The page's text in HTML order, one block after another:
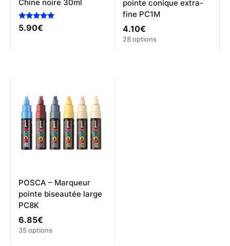
Chine noire 30ml
Note
5.00
5.90€
pointe conique extra-
fine PC1M
4.10€
Ce
28 options
POSCA – Marqueur
pointe biseautée large
PC8K
6.85€
Ce
35 options